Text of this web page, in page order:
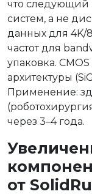
что следующий
систем, а не
данных для 4K/
частот для
упаковка.
архитектуры
Применение:
через 3–4 года.
от